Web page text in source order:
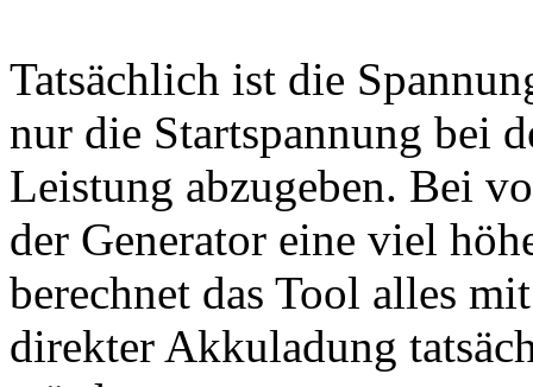
Tatsächlich ist die
nur die Startspannung bei
Leistung abzugeben. Bei
der Generator eine viel
berechnet das Tool alles
direkter Akkuladung